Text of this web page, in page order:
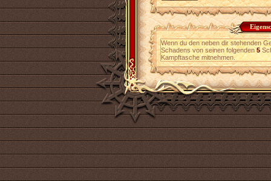
Wenn du den neben dir stehenden
Schadens von seinen folgenden5
Kampftasche mitnehmen.